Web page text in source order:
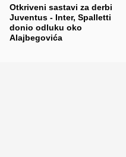
Otkriveni sastavi za derbi
Juventus - Inter, Spalletti
donio odluku oko
Alajbegovića